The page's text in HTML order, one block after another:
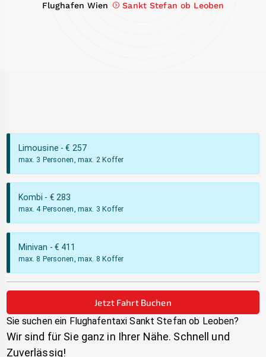
Flughafen Wien Sankt Stefan ob Leoben
Limousine - € 257
max. 3 Personen, max. 2 Koffer
Kombi - € 283
max. 4 Personen, max. 3 Koffer
Minivan - € 411
max. 8 Personen, max. 8 Koffer
Jetzt Fahrt Buchen
Sie suchen ein Flughafentaxi Sankt Stefan ob Leoben?
Wir sind für Sie ganz in Ihrer Nähe. Schnell und
Zuverlässig!